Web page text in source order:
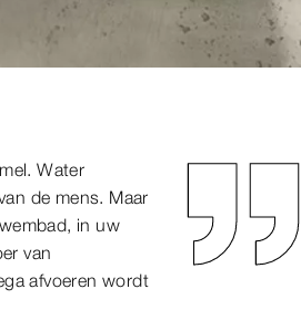
Water
de mens. Maar
in uw
van
afvoeren wordt